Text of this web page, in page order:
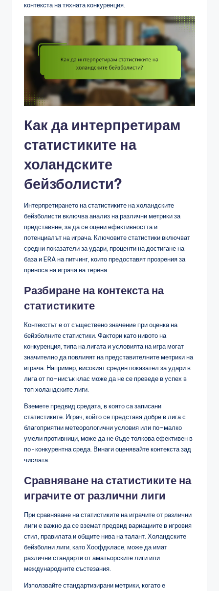
контекста на тяхната конкуренция.
Как да интерпретирам
статистиките на
холандските
бейзболисти?
Интерпретирането на статистиките на холандските
бейзболисти включва анализ на различни метрики за
представяне, за да се оцени ефективността и
потенциалът на играча. Ключовите статистики включват
средни показатели за удари, проценти на достигане на
база и ERA на питчинг, които предоставят прозрения за
приноса на играча на терена.
Разбиране на контекста на
статистиките
Контекстът е от съществено значение при оценка на
бейзболните статистики. Фактори като нивото на
конкуренция, типа на лигата и условията на игра могат
значително да повлияят на представителните метрики на
играча. Например, високият среден показател за удари в
лига от по-нисък клас може да не се преведе в успех в
топ холандските лиги.
Вземете предвид средата, в която са записани
статистиките. Играч, който се представя добре в лига с
благоприятни метеорологични условия или по-малко
умели противници, може да не бъде толкова ефективен в
по-конкурентна среда. Винаги оценявайте контекста зад
числата.
Сравняване на статистиките на
играчите от различни лиги
При сравняване на статистиките на играчите от различни
лиги е важно да се вземат предвид вариациите в игровия
стил, правилата и общите нива на талант. Холандските
бейзболни лиги, като Хоофдкласе, може да имат
различни стандарти от аматьорските лиги или
международните състезания.
Използвайте стандартизирани метрики, когато е